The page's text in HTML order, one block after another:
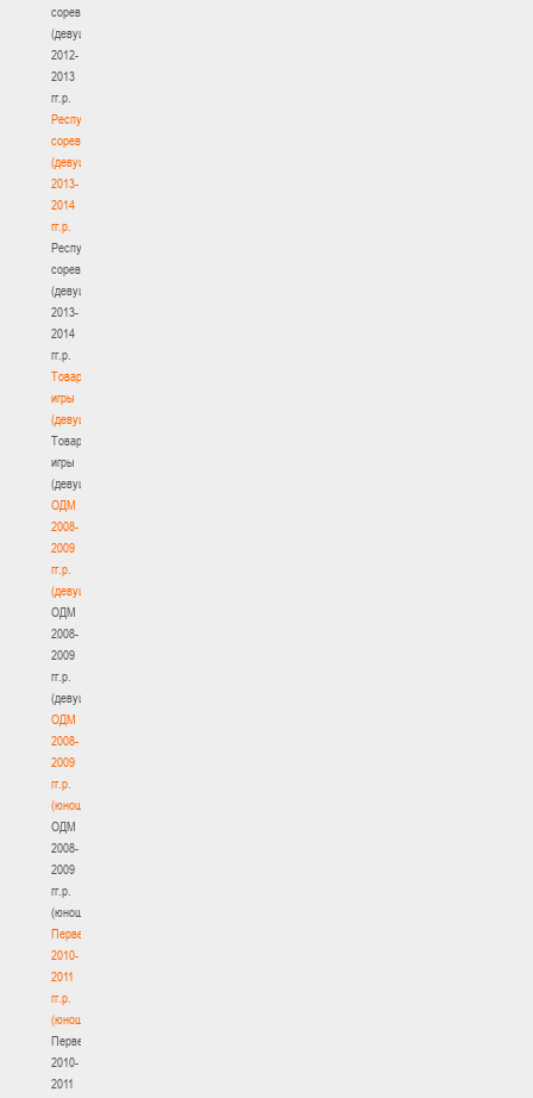
соревнования
(девушки)
2012-
2013
гг.р.
Республиканские
соревнования
(девушки)
2013-
2014
гг.р.
Республиканские
соревнования
(девушки)
2013-
2014
гг.р.
Товарищеские
игры
(девушки)
Товарищеские
игры
(девушки)
ОДМ
2008-
2009
гг.р.
(девушки)
ОДМ
2008-
2009
гг.р.
(девушки)
ОДМ
2008-
2009
гг.р.
(юноши)
ОДМ
2008-
2009
гг.р.
(юноши)
Первенство
2010-
2011
гг.р.
(юноши)
Первенство
2010-
2011